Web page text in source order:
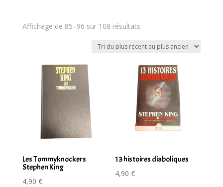
Affichage de 85–96 sur 108 résultatsTrié
récent
au
plus
ancien
Les Tommyknockers
Stephen King
4,90 €
13 histoires diaboliques
4,90€